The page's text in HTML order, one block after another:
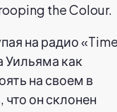
the Colour.
на радио
Уильяма как
на своем в
он склонен